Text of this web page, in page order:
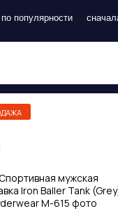
по популярности